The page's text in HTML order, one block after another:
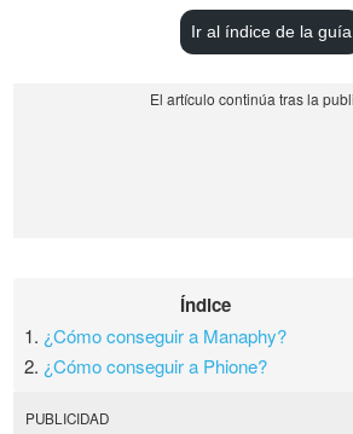
Ir al índice de la guía
Índice
1. ¿Cómo conseguir a Manaphy?
2. ¿Cómo conseguir a Phione?
PUBLICIDAD